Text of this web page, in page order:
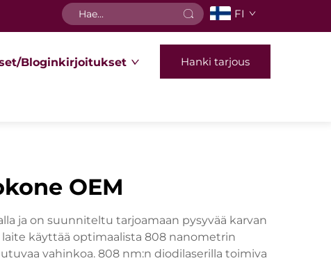
FI
Bloginkirjoitukset Hanki tarjous
OEM
ja on suunniteltu tarjoamaan pysyvää karvan
käyttää optimaalista 808 nanometrin
vahinkoa. 808 nm:n diodilaserilla toimiva